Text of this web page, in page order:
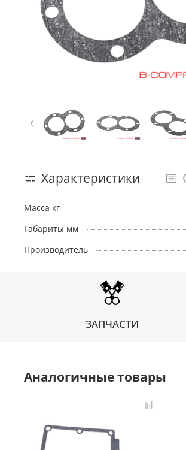
Характеристики
Масса кг
Габариты мм
Производитель
ЗАПЧАСТИ
Аналогичные товары